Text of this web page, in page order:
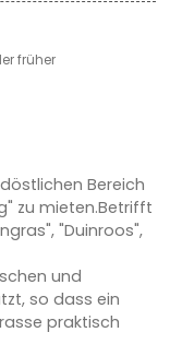
früher
Bereich
zu mieten.Betrifft
"Duinroos",
und
so dass ein
praktisch